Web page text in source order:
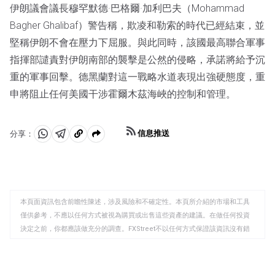
伊朗議會議長穆罕默德·巴格爾·加利巴夫（Mohammad
Bagher Ghalibaf）警告稱，欺凌和勒索的時代已經結束，並
堅稱伊朗不會在壓力下屈服。與此同時，該國最高聯合軍事
指揮部譴責對伊朗南部的襲擊是公然的侵略，承諾將給予沉
重的軍事回擊。德黑蘭對這一戰略水道表現出強硬態度，重
申將阻止任何美國干涉霍爾木茲海峽的控制和管理。
分享：
分 分 複
板
信息推送
本頁面資訊包含前瞻性陳述，涉及風險和不確定性。本頁所介紹的市場和工具
僅供參考，不應以任何方式被視為購買或出售這些資產的建議。在做任何投資
決定之前，你都應該做充分的調查。FXStreet不以任何方式保證該資訊沒有錯